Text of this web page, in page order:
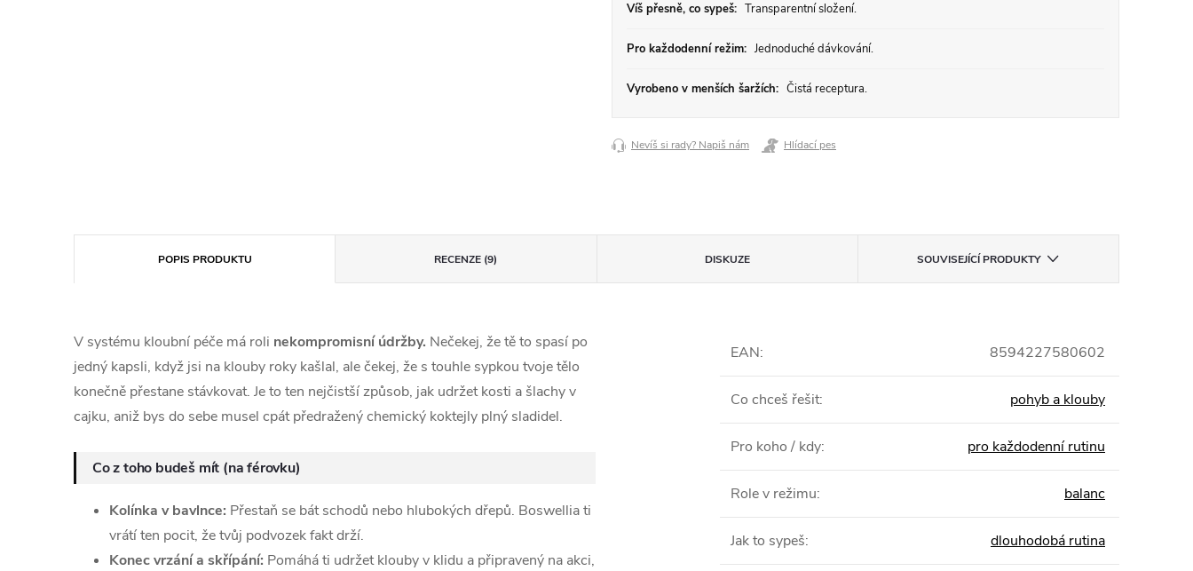
Víš přesně, co sypeš: Transparentní složení.
Pro každodenní režim: Jednoduché dávkování.
Vyrobeno v menších šaržích: Čistá receptura.
Nevíš si rady? Napiš nám Hlídací pes
POPIS PRODUKTU RECENZE (9) DISKUZE SOUVISEJÍCÍ PRODUKTY
V systému kloubní péče má roli nekompromisní údržby. Nečekej, že tě to spasí po
jedný kapsli, když jsi na klouby roky kašlal, ale čekej, že s touhle sypkou tvoje tělo
konečně přestane stávkovat. Je to ten nejčistší způsob, jak udržet kosti a šlachy v
cajku, aniž bys do sebe musel cpát předražený chemický koktejly plný sladidel.
Co z toho budeš mít (na férovku)
Kolínka v bavlnce: Přestaň se bát schodů nebo hlubokých dřepů. Boswellia ti
vrátí ten pocit, že tvůj podvozek fakt drží.
Konec vrzání a skřípání: Pomáhá ti udržet klouby v klidu a připravený na akci,
EAN: 8594227580602
Co chceš řešit: pohyb a klouby
Pro koho / kdy: pro každodenní rutinu
Role v režimu: balanc
Jak to sypeš: dlouhodobá rutina